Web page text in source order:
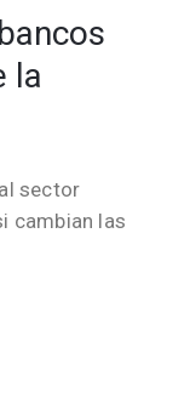
la
sector
cambian las